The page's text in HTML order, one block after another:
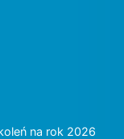
na rok 2026